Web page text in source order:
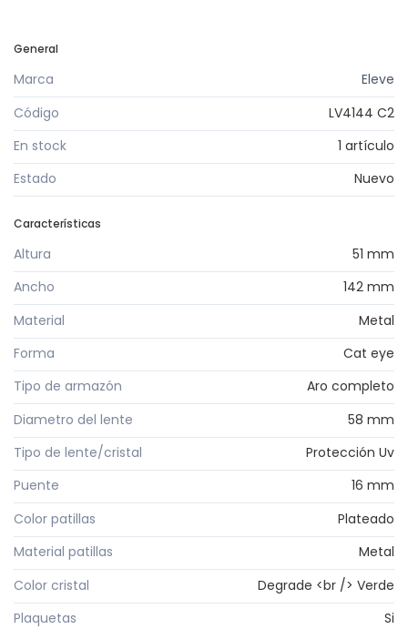
General
Marca
Eleve
Código
LV4144 C2
En stock
1 artículo
Estado
Nuevo
Características
Altura
51 mm
Ancho
142 mm
Material
Metal
Forma
Cat eye
Tipo de armazón
Aro completo
Diametro del lente
58 mm
Tipo de lente/cristal
Protección Uv
Puente
16 mm
Color patillas
Plateado
Material patillas
Metal
Color cristal
Degrade <br /> Verde
Plaquetas
Si